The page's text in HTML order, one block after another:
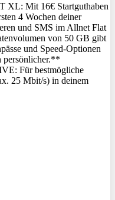
Mit 16€ Startguthaben
4 Wochen deiner
und SMS im Allnet Flat
von 50 GB gibt
und Speed-Optionen
persönlicher.**
Für bestmögliche
25 Mbit/s) in deinem